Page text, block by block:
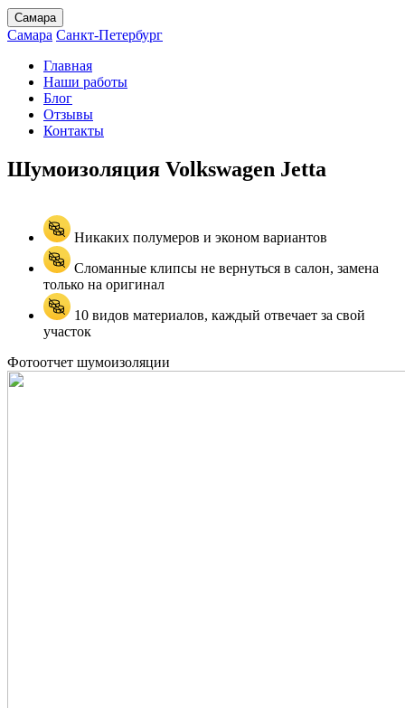
Самара
Самара Санкт-Петербург
Главная
Наши работы
Блог
Отзывы
Контакты
Шумоизоляция Volkswagen Jetta
Никаких полумеров и эконом вариантов
Сломанные клипсы не вернуться в салон, замена
только на оригинал
10 видов материалов, каждый отвечает за свой
участок
Фотоотчет шумоизоляции